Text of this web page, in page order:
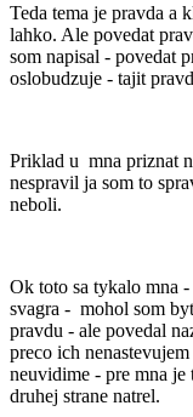
Teda tema je pravda a
lahko. Ale povedat
som napisal - povedat
oslobudzuje - tajit
Priklad u mna priznat
nespravil ja som to
neboli.
Ok toto sa tykalo mna -
svagra - mohol som
pravdu - ale povedal
preco ich
neuvidime - pre mna
druhej strane natrel.